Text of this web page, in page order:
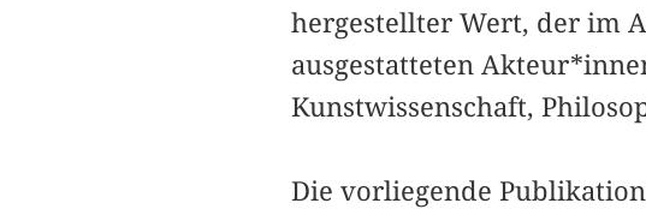
hergestellter Wert, der im
ausgestatteten
Kunstwissen­schaft,
Die vorliegende